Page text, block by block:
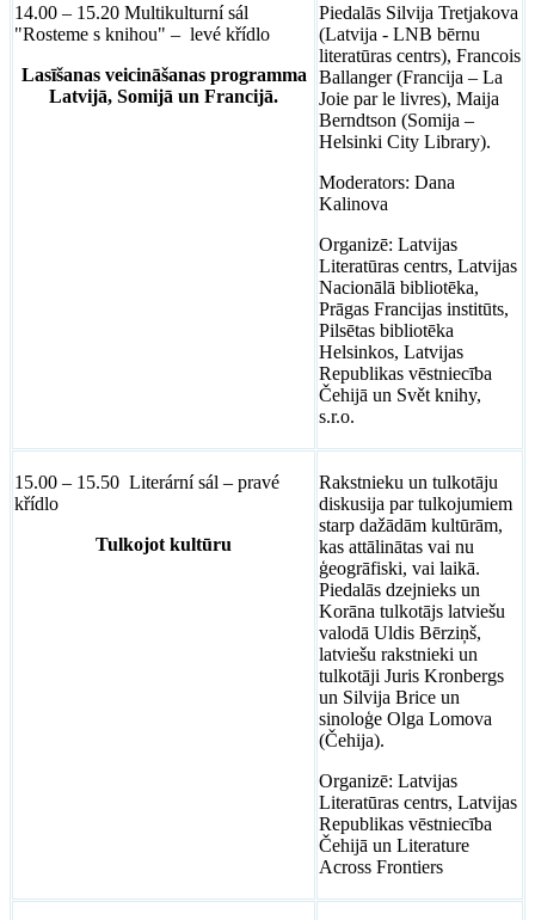
14.00 – 15.20 Multikulturní sál
"Rosteme s knihou" – levé křídlo
Lasīšanas veicināšanas programma
Latvijā, Somijā un Francijā.
Piedalās Silvija Tretjakova
(Latvija - LNB bērnu
literatūras centrs), Francois
Ballanger (Francija – La
Joie par le livres), Maija
Berndtson (Somija –
Helsinki City Library).
Moderators: Dana
Kalinova
Organizē: Latvijas
Literatūras centrs, Latvijas
Nacionālā bibliotēka,
Prāgas Francijas institūts,
Pilsētas bibliotēka
Helsinkos, Latvijas
Republikas vēstniecība
Čehijā un Svět knihy,
s.r.o.
15.00 – 15.50 Literární sál – pravé
křídlo
Tulkojot kultūru
Rakstnieku un tulkotāju
diskusija par tulkojumiem
starp dažādām kultūrām,
kas attālinātas vai nu
ģeogrāfiski, vai laikā.
Piedalās dzejnieks un
Korāna tulkotājs latviešu
valodā Uldis Bērziņš,
latviešu rakstnieki un
tulkotāji Juris Kronbergs
un Silvija Brice un
sinoloģe Olga Lomova
(Čehija).
Organizē: Latvijas
Literatūras centrs, Latvijas
Republikas vēstniecība
Čehijā un Literature
Across Frontiers